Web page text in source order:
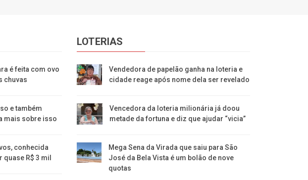
é feita com ovo
chuvas
e também
mais sobre isso
conhecida
quase R$ 3 mil
LOTERIAS
Vendedora de papelão ganha na loteria e
cidade reage após nome dela ser revelado
Vencedora da loteria milionária já doou
metade da fortuna e diz que ajudar “vicia”
Mega Sena da Virada que saiu para São
José da Bela Vista é um bolão de nove
quotas